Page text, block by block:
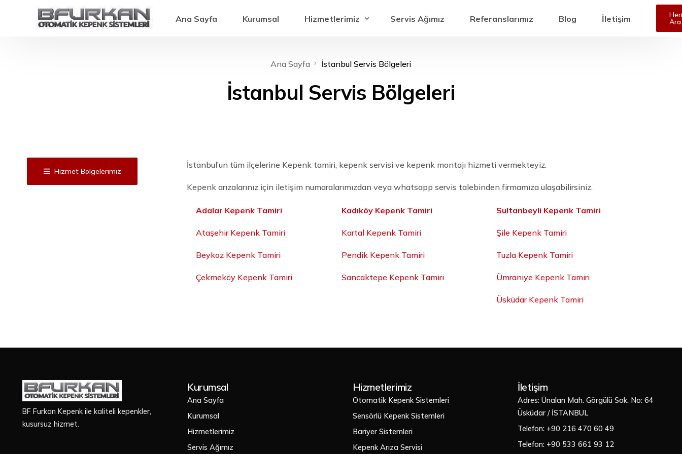
Ana Sayfa Kurumsal Hizmetlerimiz
Otomatik Kepenk Sistemleri
Sensörlü Kepenk Sistemleri
Bariyer Sistemleri
Servis Ağımız Referanslarımız Blog İletişim Ara
Ana Sayfa İstanbul Servis Bölgeleri
İstanbul Servis Bölgeleri
Hizmet Bölgelerimiz
İstanbul’un tüm ilçelerine Kepenk tamiri, kepenk servisi ve kepenk montajı hizmeti vermekteyiz.
Kepenk arızalarınız için iletişim numaralarımızdan veya whatsapp servis talebinden firmamıza ulaşabilirsiniz.
Adalar Kepenk Tamiri Kadıköy Kepenk Tamiri Sultanbeyli Kepenk Tamiri
Ataşehir Kepenk Tamiri Kartal Kepenk Tamiri Şile Kepenk Tamiri
Beykoz Kepenk Tamiri Pendik Kepenk Tamiri Tuzla Kepenk Tamiri
Çekmeköy Kepenk Tamiri Sancaktepe Kepenk Tamiri Ümraniye Kepenk Tamiri
Üsküdar Kepenk Tamiri
BF Furkan Kepenk ile kaliteli kepenkler,
kusursuz hizmet.
Kurumsal
Ana Sayfa
Kurumsal
Hizmetlerimiz
Servis Ağımız
Hizmetlerimiz
Otomatik Kepenk Sistemleri
Sensörlü Kepenk Sistemleri
Bariyer Sistemleri
Kepenk Arıza Servisi
İletişim
Adres: Ünalan Mah. Görgülü Sok. No: 64
Üsküdar / İSTANBUL
Telefon: +90 216 470 60 49
Telefon: +90 533 661 93 12